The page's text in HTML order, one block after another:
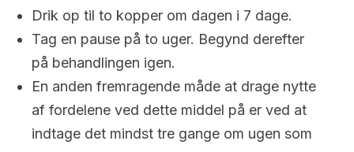
Drik op til to kopper om dagen i 7 dage.
Tag en pause på to uger. Begynd derefter
på behandlingen igen.
En anden fremragende måde at drage nytte
af fordelene ved dette middel på er ved at
indtage det mindst tre gange om ugen som